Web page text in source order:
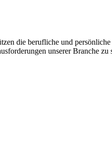
die berufliche und
unserer Branche zu